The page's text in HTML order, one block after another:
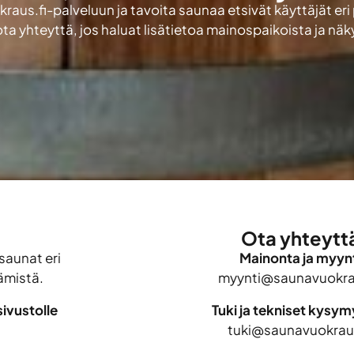
palveluun ja tavoita saunaa etsivät käyttäjät
yhteyttä, jos haluat lisätietoa mainospaikoista ja
eri
Ota
Mainonta ja
Tuki ja tekniset